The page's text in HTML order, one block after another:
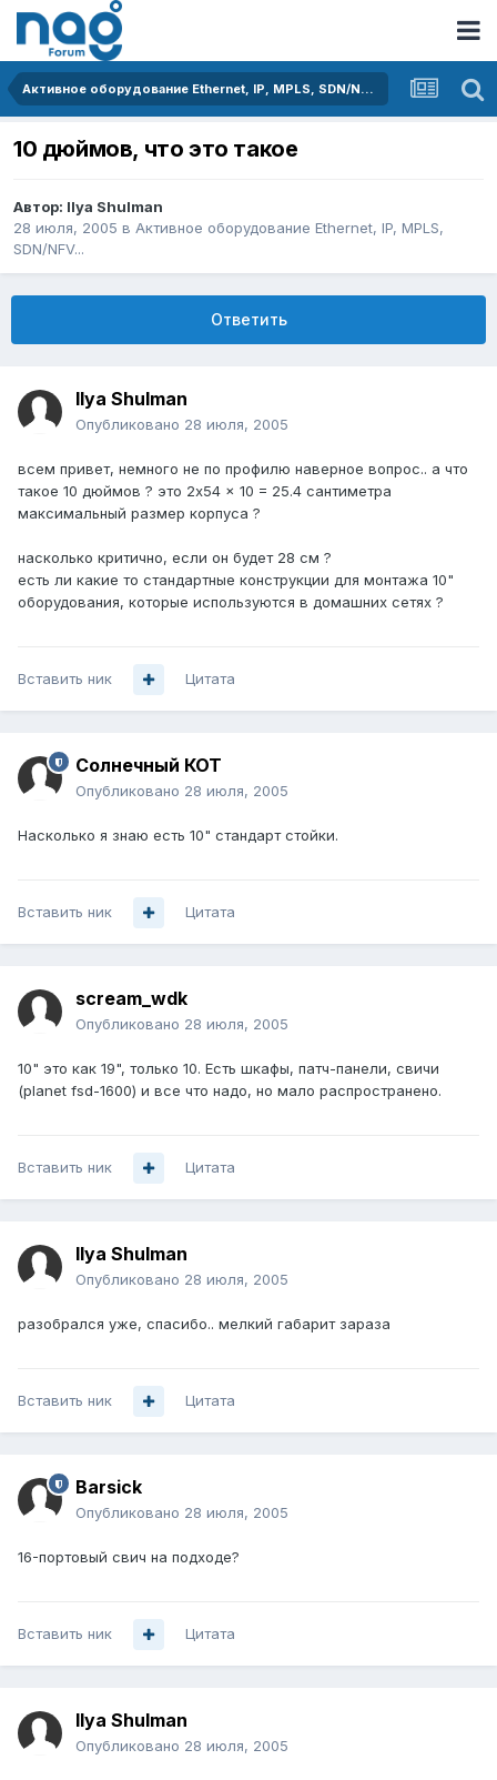
Активное оборудование Ethernet, IP, MPLS, SDN/NFV...
10 дюймов, что это такое
Автор: Ilya Shulman
28 июля, 2005 в Активное оборудование Ethernet, IP, MPLS,
SDN/NFV...
Ответить
Ilya Shulman
Опубликовано 28 июля, 2005
всем привет, немного не по профилю наверное вопрос.. а что
такое 10 дюймов ? это 2x54 x 10 = 25.4 сантиметра
максимальный размер корпуса ?
насколько критично, если он будет 28 см ?
есть ли какие то стандартные конструкции для монтажа 10"
оборудования, которые используются в домашних сетях ?
Вставить ник Цитата
Солнечный КОТ
Опубликовано 28 июля, 2005
Насколько я знаю есть 10" стандарт стойки.
Вставить ник Цитата
scream_wdk
Опубликовано 28 июля, 2005
10" это как 19", только 10. Есть шкафы, патч-панели, свичи
(planet fsd-1600) и все что надо, но мало распространено.
Вставить ник Цитата
Ilya Shulman
Опубликовано 28 июля, 2005
разобрался уже, спасибо.. мелкий габарит зараза
Вставить ник Цитата
Barsick
Опубликовано 28 июля, 2005
16-портовый свич на подходе?
Вставить ник Цитата
Ilya Shulman
Опубликовано 28 июля, 2005